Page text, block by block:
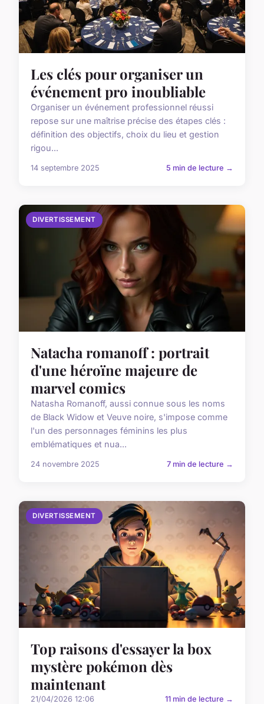
Les clés pour organiser un
événement pro inoubliable
Organiser un événement professionnel réussi
repose sur une maîtrise précise des étapes clés :
définition des objectifs, choix du lieu et gestion
rigou...
14 septembre 2025 5 min de lecture →
DIVERTISSEMENT
Natacha romanoff : portrait
d'une héroïne majeure de
marvel comics
Natasha Romanoff, aussi connue sous les noms
de Black Widow et Veuve noire, s'impose comme
l'un des personnages féminins les plus
emblématiques et nua...
24 novembre 2025 7 min de lecture →
DIVERTISSEMENT
Top raisons d'essayer la box
mystère pokémon dès
maintenant
21/04/2026 12:06 11 min de lecture →